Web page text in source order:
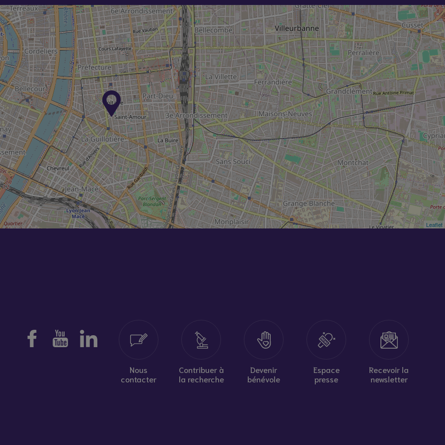
Leaflet
Nous
contacter
Contribuer à
la recherche
Devenir
bénévole
Espace
presse
Recevoir la
newsletter